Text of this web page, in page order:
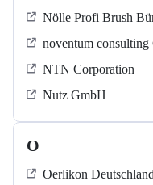
Nölle Profi Brush
noventum consulting
NTN Corporation
Nutz GmbH
O
Oerlikon Deutschland